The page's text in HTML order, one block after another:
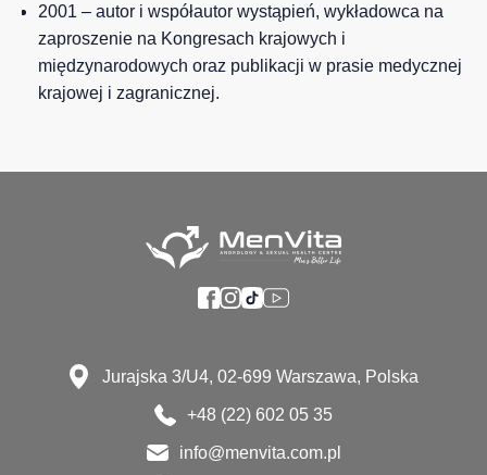
2001 – autor i współautor wystąpień, wykładowca na
zaproszenie na Kongresach krajowych i
międzynarodowych oraz publikacji w prasie medycznej
krajowej i zagranicznej.
Jurajska 3/U4, 02-699 Warszawa, Polska
+48 (22) 602 05 35
info@menvita.com.pl